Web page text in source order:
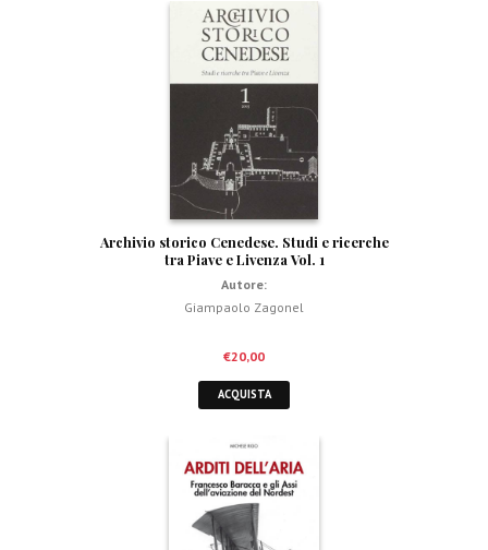
Archivio storico Cenedese. Studi e ricerche
tra Piave e Livenza Vol. 1
Autore:
Giampaolo Zagonel
€20,00
ACQUISTA